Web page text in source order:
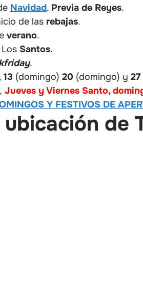
Navidad. Previa de Reyes.
de las rebajas.
verano.
Los Santos.
.
13 (domingo) 20 (domingo) y 27
, Jueves y Viernes Santo,
Y FESTIVOS DE
de